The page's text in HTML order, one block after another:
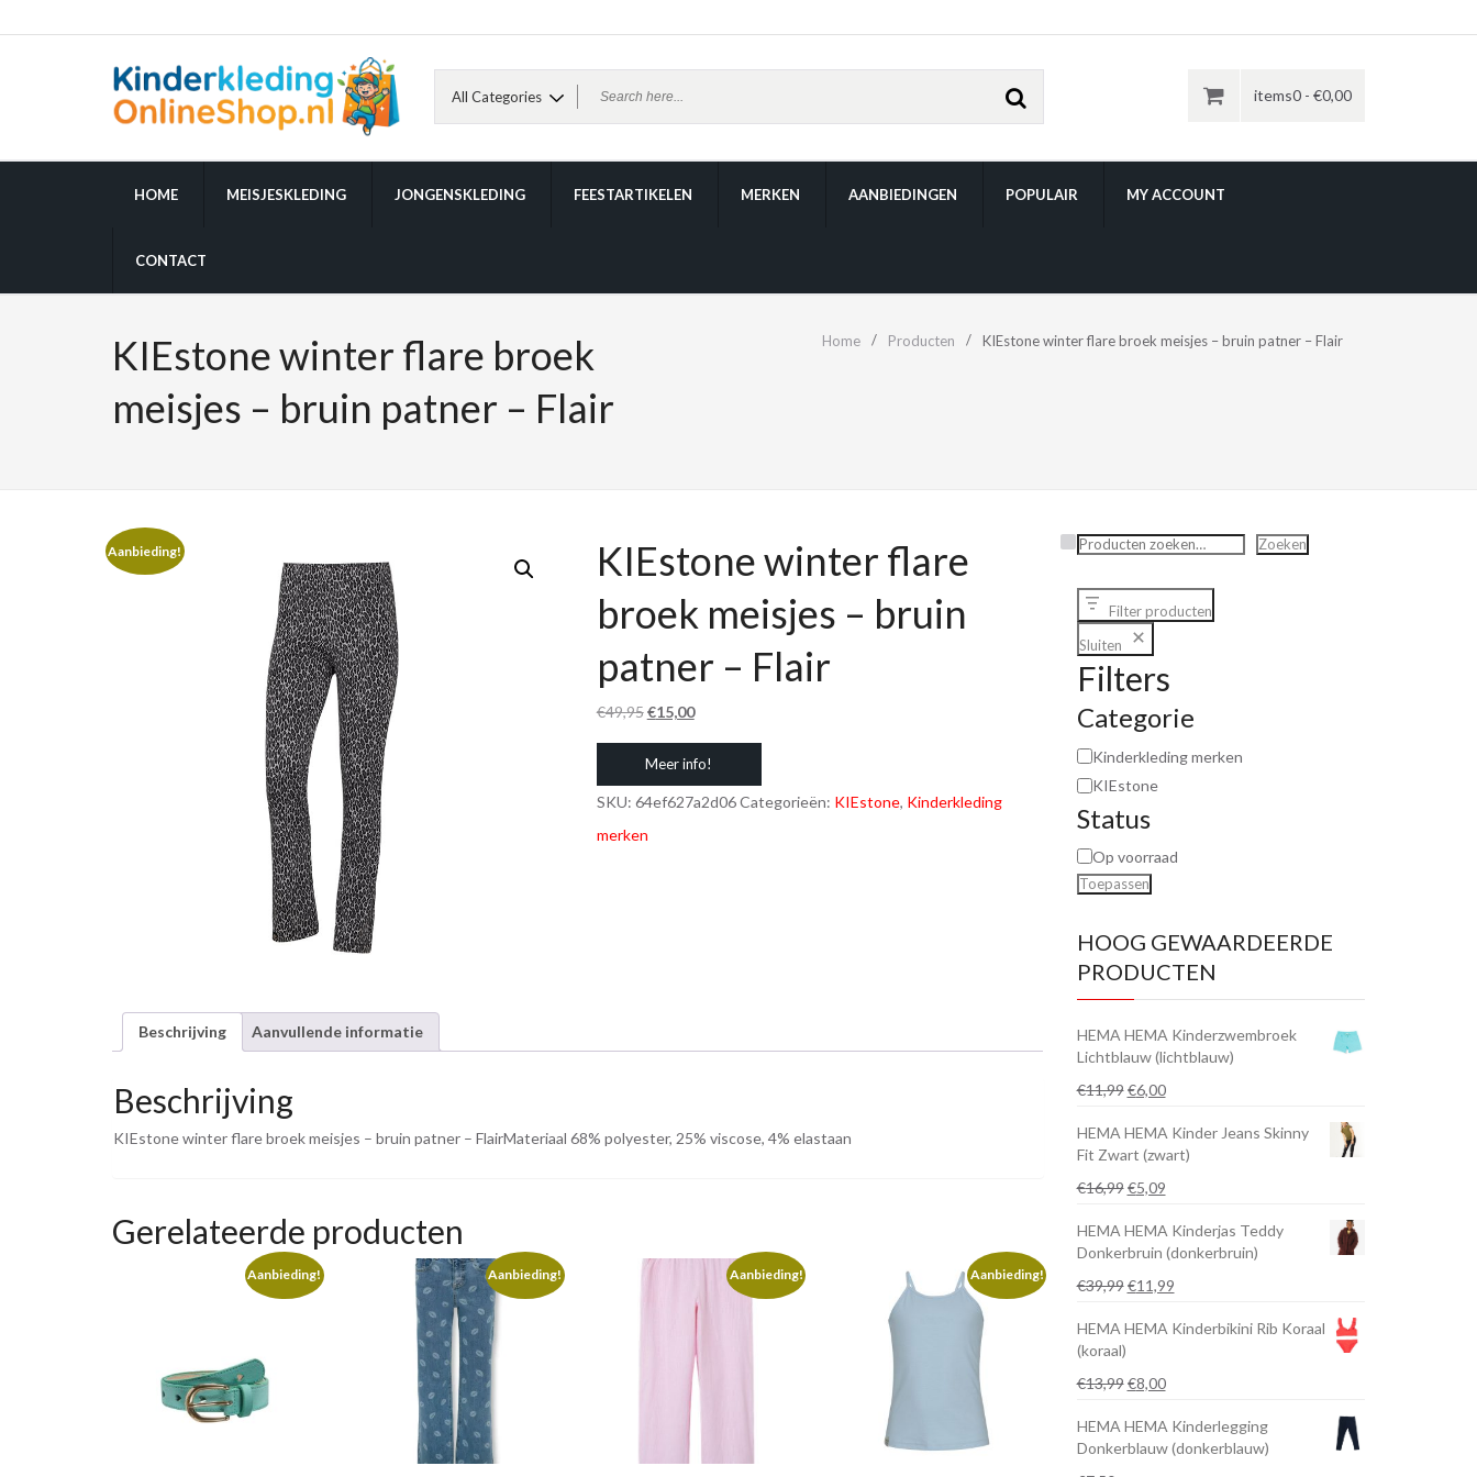
items0 - €0,00
HOME MEISJESKLEDING JONGENSKLEDING FEESTARTIKELEN MERKEN AANBIEDINGEN POPULAIR MY ACCOUNT
CONTACT
KIEstone winter flare broek
meisjes – bruin patner – Flair
Home Producten KIEstone winter flare broek meisjes – bruin patner – Flair
Aanbieding!
KIEstone winter flare
broek meisjes – bruin
patner – Flair
€49,95Oorspronkelijke
prijs
was:
€49,95.
€15,00Huidige
prijs
is:
€15,00.
Meer info!
SKU: 64ef627a2d06Categorieën: KIEstone, Kinderkleding
merken
Beschrijving Aanvullende informatie
Beschrijving
KIEstone winter flare broek meisjes – bruin patner – FlairMateriaal 68% polyester, 25% viscose, 4% elastaan
Gerelateerde producten
Aanbieding! Aanbieding! Aanbieding! Aanbieding!
Zoeken Zoeken
Filter producten
Sluiten
Filters
Categorie
Kinderkleding merken
KIEstone
Status
Op voorraad
Toepassen
HOOG GEWAARDEERDE
PRODUCTEN
HEMA HEMA Kinderzwembroek
Lichtblauw (lichtblauw)
€11,99 Oorspronkelijke
was:
€11,99.
€6,00Huidige
is:
€6,00.
HEMA HEMA Kinder Jeans Skinny
Fit Zwart (zwart)
€16,99 Oorspronkelijke
was:
€16,99.
€5,09Huidige
is:
€5,09.
HEMA HEMA Kinderjas Teddy
Donkerbruin (donkerbruin)
€39,99 Oorspronkelijke
was:
€11,99Huidige
is:
HEMA HEMA Kinderbikini Rib Koraal
(koraal)
€13,99 Oorspronkelijke
was:
€13,99.
€8,00Huidige
is:
€8,00.
HEMA HEMA Kinderlegging
Donkerblauw (donkerblauw)